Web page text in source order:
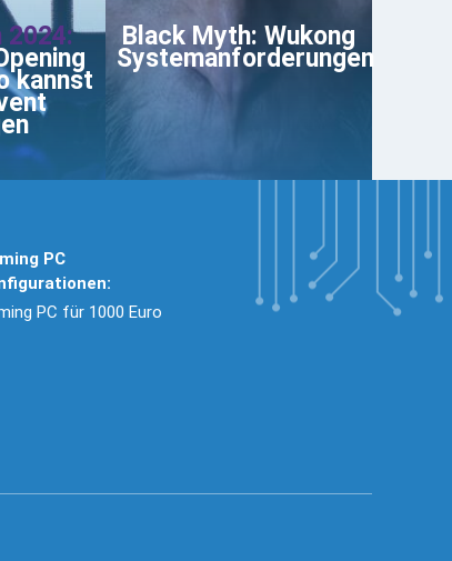
2024:
kannst
Black Myth: Wukong
Systemanforderungen
PC
PC für 1000 Euro